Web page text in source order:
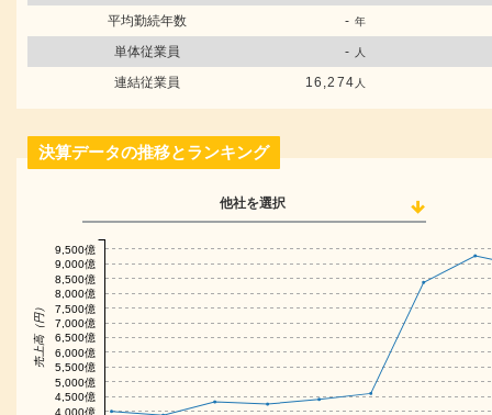
平均勤続年数 -年
単体従業員 - 人
連結従業員 16,274 人
決算データの推移とランキング
他社を選択
売上高（円）
4,000億
4,500億
5,000億
5,500億
6,000億
6,500億
7,000億
7,500億
8,000億
8,500億
9,000億
9,500億